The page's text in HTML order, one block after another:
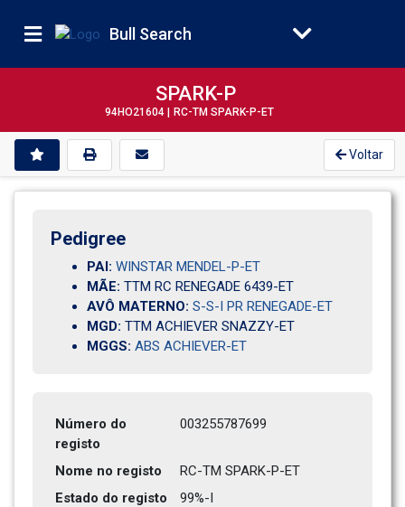
Bull Search
SPARK-P
94HO21604 | RC-TM SPARK-P-ET
Voltar
Pedigree
PAI: WINSTAR MENDEL-P-ET
MÃE: TTM RC RENEGADE 6439-ET
AVÔ MATERNO: S-S-I PR RENEGADE-ET
MGD: TTM ACHIEVER SNAZZY-ET
MGGS: ABS ACHIEVER-ET
Número do
registo
003255787699
Nome no registo
RC-TM SPARK-P-ET
Estado do registo
99%-I